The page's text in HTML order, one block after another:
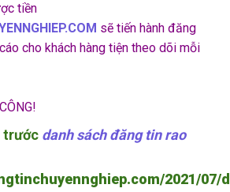
tiền
sẽ tiến hành đăng
cho khách hàng tiện theo dõi mỗi
trước danh sách đăng tin rao
2021/07/